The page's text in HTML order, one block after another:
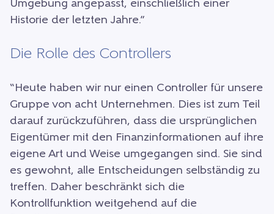
Umgebung angepasst, einschließlich einer
Historie der letzten Jahre.”
Die Rolle des Controllers
“Heute haben wir nur einen Controller für unsere
Gruppe von acht Unternehmen. Dies ist zum Teil
darauf zurückzuführen, dass die ursprünglichen
Eigentümer mit den Finanzinformationen auf ihre
eigene Art und Weise umgegangen sind. Sie sind
es gewohnt, alle Entscheidungen selbständig zu
treffen. Daher beschränkt sich die
Kontrollfunktion weitgehend auf die